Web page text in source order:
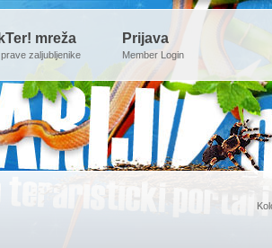
mreža
zaljubljenike
Prijava
Member Login